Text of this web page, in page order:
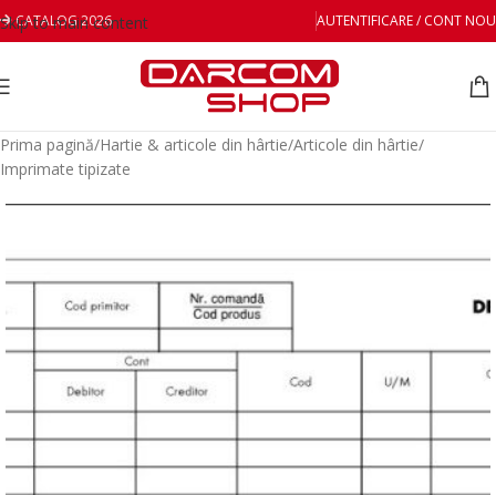
Skip to main content
CATALOG 2026 AUTENTIFICARE / CONT NOU
Prima pagină/Hartie & articole din hârtie/Articole din hârtie/
Imprimate tipizate